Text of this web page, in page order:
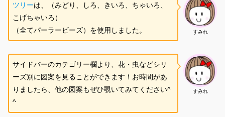
すみれ
ツリーは、（みどり、しろ、きいろ、ちゃいろ、
こげちゃいろ）
（全てパーラービーズ）を使用しました。
すみれ
サイドバーのカテゴリー欄より、花・虫などシリ
ーズ別に図案を見ることができます！お時間があ
りましたら、他の図案もぜひ覗いてみてください^
^